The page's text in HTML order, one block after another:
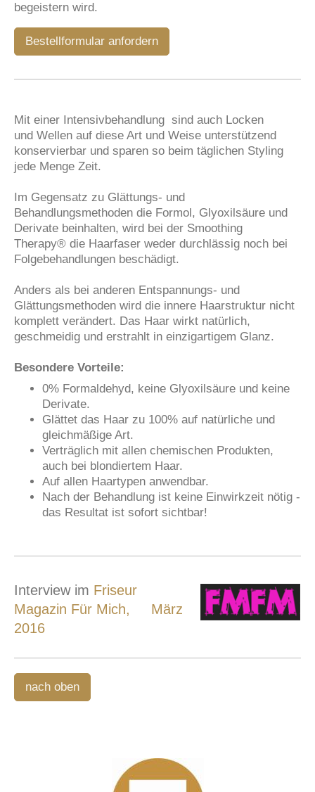
begeistern wird.
Bestellformular anfordern
Mit einer Intensivbehandlung sind auch Locken
und Wellen auf diese Art und Weise unterstützend
konservierbar und sparen so beim täglichen Styling
jede Menge Zeit.
Im Gegensatz zu Glättungs- und
Behandlungsmethoden die Formol, Glyoxilsäure und
Derivate beinhalten, wird bei der Smoothing
Therapy® die Haarfaser weder durchlässig noch bei
Folgebehandlungen beschädigt.
Anders als bei anderen Entspannungs- und
Glättungsmethoden wird die innere Haarstruktur nicht
komplett verändert. Das Haar wirkt natürlich,
geschmeidig und erstrahlt in einzigartigem Glanz.
Besondere Vorteile:
0% Formaldehyd, keine Glyoxilsäure und keine
Derivate.
Glättet das Haar zu 100% auf natürliche und
gleichmäßige Art.
Verträglich mit allen chemischen Produkten,
auch bei blondiertem Haar.
Auf allen Haartypen anwendbar.
Nach der Behandlung ist keine Einwirkzeit nötig -
das Resultat ist sofort sichtbar!
Interview im Friseur
Magazin Für Mich, März
2016
nach oben